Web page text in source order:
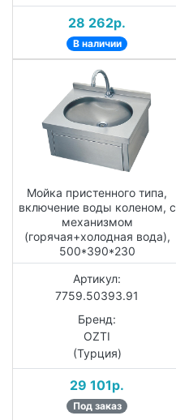
28 262р.
В наличии
Мойка пристенного типа,
включение воды коленом, с
механизмом
(горячая+холодная вода),
500*390*230
Артикул:
7759.50393.91
Бренд:
OZTI
(Турция)
29 101р.
Под заказ